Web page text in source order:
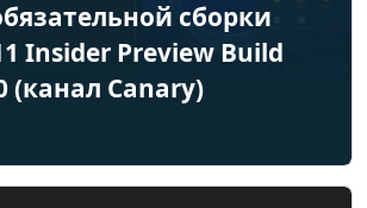
сборки
Insider Preview Build
(канал Canary)